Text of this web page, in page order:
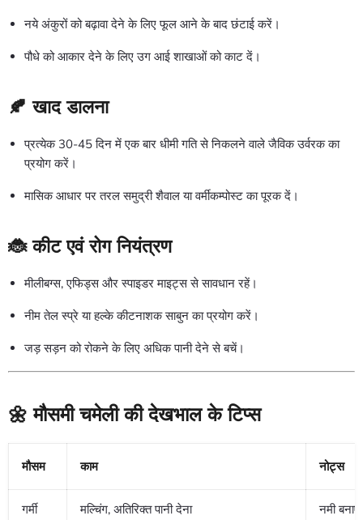
नये अंकुरों को बढ़ावा देने के लिए फूल आने के बाद छंटाई करें।
पौधे को आकार देने के लिए उग आई शाखाओं को काट दें।
🍂 खाद डालना
प्रत्येक 30-45 दिन में एक बार धीमी गति से निकलने वाले जैविक उर्वरक का
प्रयोग करें।
मासिक आधार पर तरल समुद्री शैवाल या वर्मीकम्पोस्ट का पूरक दें।
🐞 कीट एवं रोग नियंत्रण
मीलीबग्स, एफिड्स और स्पाइडर माइट्स से सावधान रहें।
नीम तेल स्प्रे या हल्के कीटनाशक साबुन का प्रयोग करें।
जड़ सड़न को रोकने के लिए अधिक पानी देने से बचें।
🌼 मौसमी चमेली की देखभाल के टिप्स
मौसम काम नोट्स
गर्मी मल्चिंग, अतिरिक्त पानी देना नमी